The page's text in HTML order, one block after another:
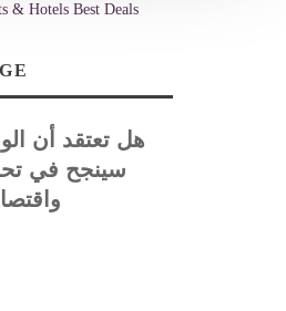
& Hotels Best Deals
هل تعتقد أن
سينجح في